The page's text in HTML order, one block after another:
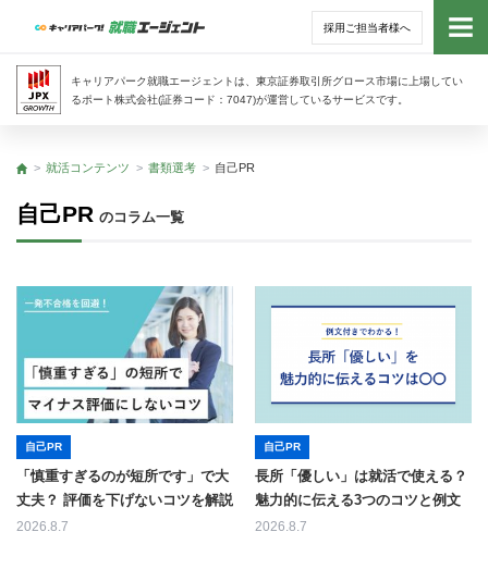
採用ご担当者様へ
キャリアパーク就職エージェントは、東京証券取引所グロース市場に上場してい
るポート株式会社(証券コード：7047)が運営しているサービスです。
トッ
トップ
就活コンテンツ 書類選考 自己PR
自己PR のコラム一覧
自己PR
「慎重すぎるのが短所です」で大
丈夫？ 評価を下げないコツを解説
2026.8.7
自己PR
長所「優しい」は就活で使える？
魅力的に伝える3つのコツと例文
2026.8.7